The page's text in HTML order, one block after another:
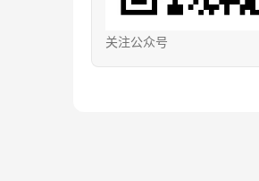
关注公众号